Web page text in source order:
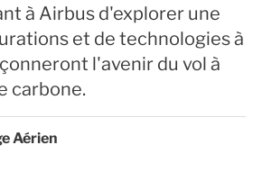
à Airbus d'explorer une
et de technologies à
l'avenir du vol à
carbone.
Aérien